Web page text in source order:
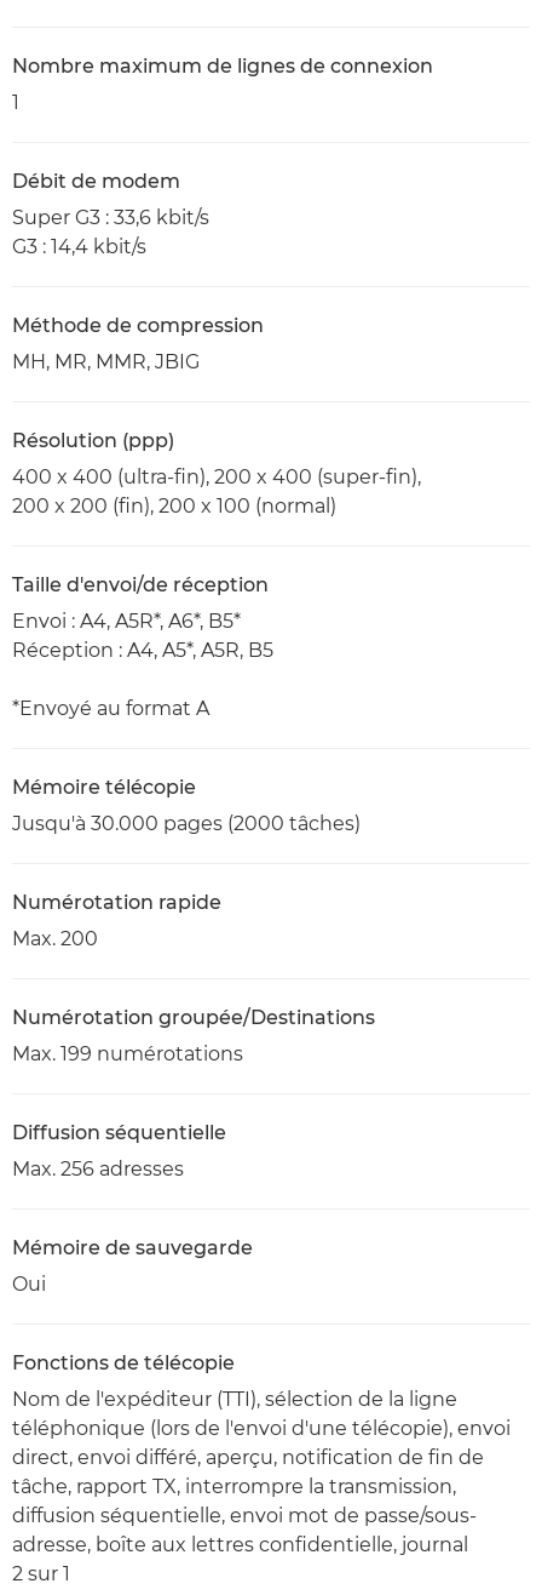
Nombre maximum de lignes de connexion
1
Débit de modem
Super G3 : 33,6 kbit/s
G3 : 14,4 kbit/s
Méthode de compression
MH, MR, MMR, JBIG
Résolution (ppp)
400 x 400 (ultra-fin), 200 x 400 (super-fin),
200 x 200 (fin), 200 x 100 (normal)
Taille d'envoi/de réception
Envoi : A4, A5R*, A6*, B5*
Réception : A4, A5*, A5R, B5
*Envoyé au format A
Mémoire télécopie
Jusqu'à 30.000 pages (2000 tâches)
Numérotation rapide
Max. 200
Numérotation groupée/Destinations
Max. 199 numérotations
Diffusion séquentielle
Max. 256 adresses
Mémoire de sauvegarde
Oui
Fonctions de télécopie
Nom de l'expéditeur (TTI), sélection de la ligne
téléphonique (lors de l'envoi d'une télécopie), envoi
direct, envoi différé, aperçu, notification de fin de
tâche, rapport TX, interrompre la transmission,
diffusion séquentielle, envoi mot de passe/sous-
adresse, boîte aux lettres confidentielle, journal
2 sur 1